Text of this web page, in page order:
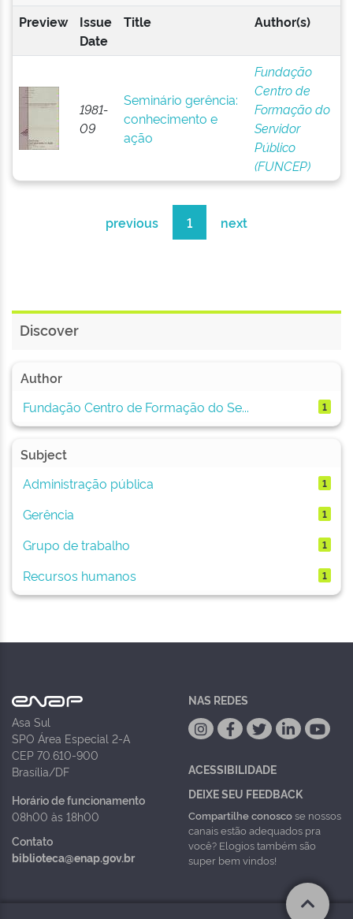
Preview
Issue
Date
Title Author(s)
1981-
09
Seminário gerência:
conhecimento e
ação
Fundação
Centro de
Formação do
Servidor
Público
(FUNCEP)
previous 1 next
Discover
Author
Fundação Centro de Formação do Se...
1
Subject
Administração pública
1
Gerência 1
Grupo de trabalho 1
Recursos humanos 1
Asa Sul
SPO Área Especial 2-A
CEP 70.610-900
Brasília/DF
Horário de funcionamento
08h00 às 18h00
Contato
biblioteca@enap.gov.br
NAS REDES
ACESSIBILIDADE
DEIXE SEU FEEDBACK
Compartilhe conoscose nossos
canais estão adequados pra
você? Elogios também são
super bem vindos!